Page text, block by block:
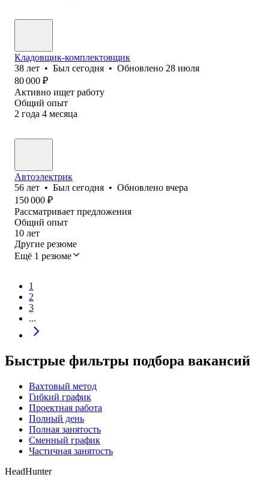
Кладовщик-комплектовщик
38 лет • Был сегодня • Обновлено 28 июля
80 000 ₽
Активно ищет работу
Общий опыт
2 года 4 месяца
Автоэлектрик
56 лет • Был сегодня • Обновлено вчера
150 000 ₽
Рассматривает предложения
Общий опыт
10 лет
Другие резюме
Ещё 1 резюме
1
2
3
...
Быстрые фильтры подбора вакансий
Вахтовый метод
Гибкий график
Проектная работа
Полный день
Полная занятость
Сменный график
Частичная занятость
HeadHunter